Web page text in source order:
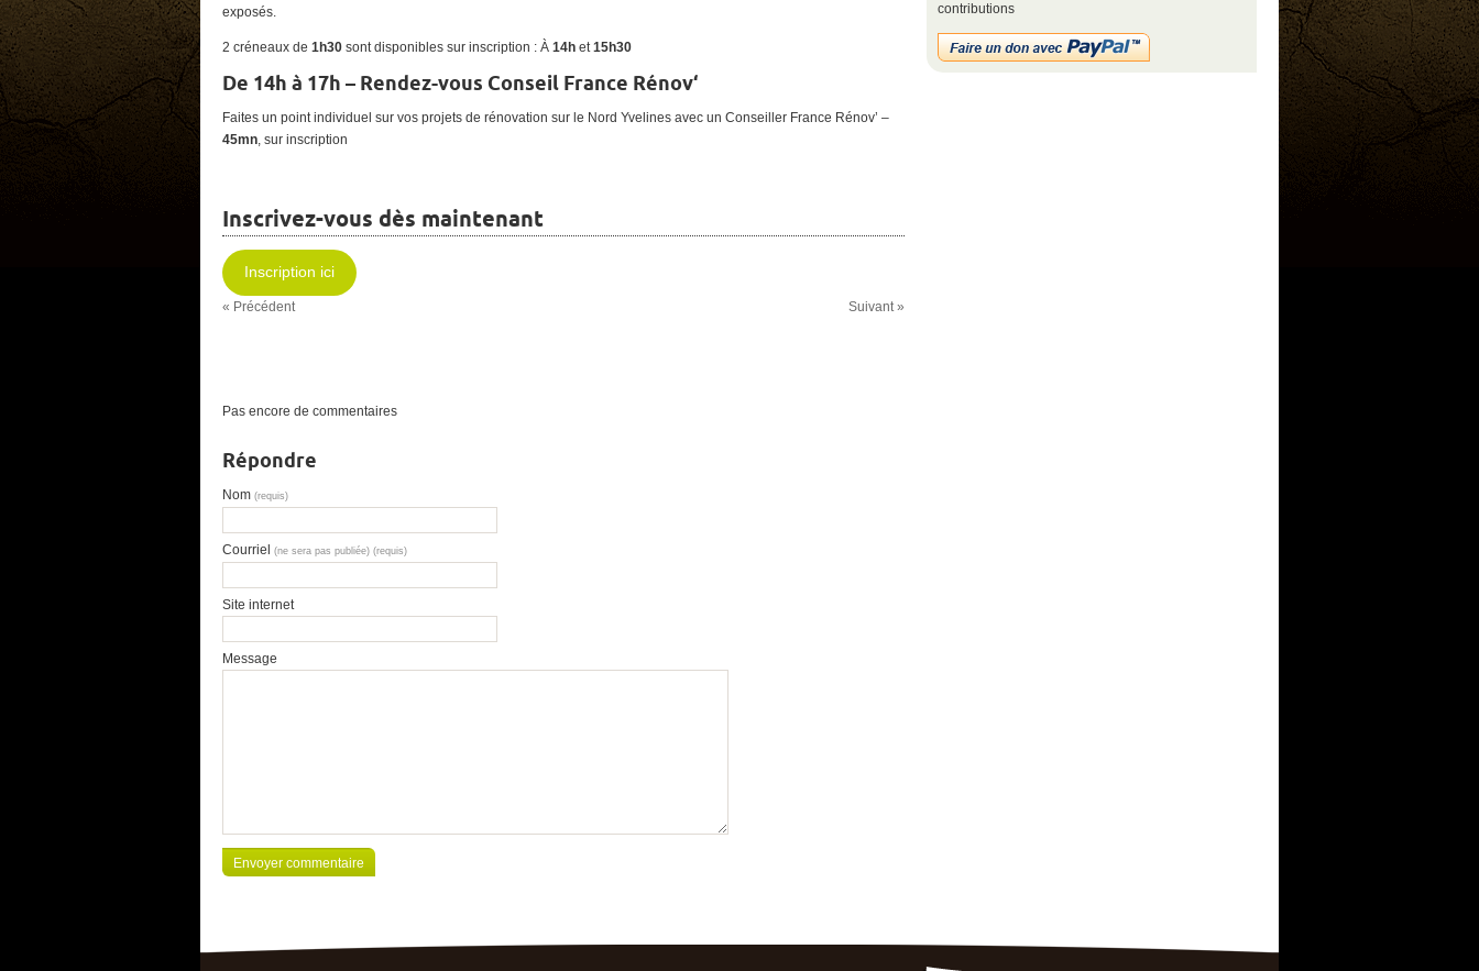
exposés.
2 créneaux de 1h30 sont disponibles sur inscription : À 14h et15h30
De 14h à 17h – Rendez-vous Conseil France Rénov‘
Faites un point individuel sur vos projets de rénovation sur le Nord Yvelines avec un Conseiller France Rénov’ –
45mn, sur inscription
Inscrivez-vous dès maintenant
Inscription ici
« Précédent Suivant »
Pas encore de commentaires
Répondre
Nom (requis)
Courriel (ne sera pas publiée) (requis)
Site internet
Message
contributions